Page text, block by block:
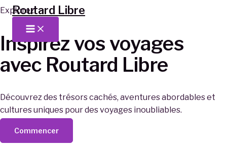
Aller
contenu
Routard Libre
Main
Menu
Explorez
Inspirez vos voyages
avec Routard Libre
Découvrez des trésors cachés, aventures abordables et
cultures uniques pour des voyages inoubliables.
Commencer